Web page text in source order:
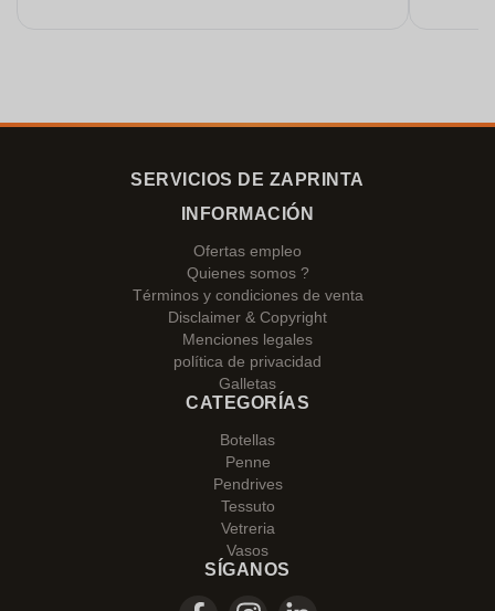
SERVICIOS DE ZAPRINTA
INFORMACIÓN
Ofertas empleo
Quienes somos ?
Términos y condiciones de venta
Disclaimer & Copyright
Menciones legales
política de privacidad
Galletas
CATEGORÍAS
Botellas
Penne
Pendrives
Tessuto
Vetreria
Vasos
SÍGANOS